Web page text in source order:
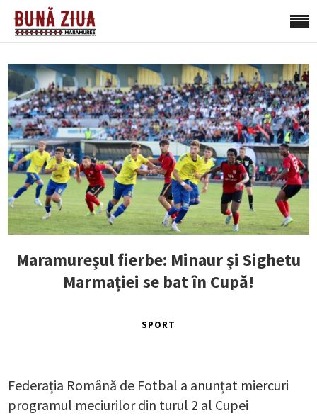
Maramureșul fierbe: Minaur și Sighetu
Marmației se bat în Cupă!
SPORT
Federația Română de Fotbal a anunțat miercuri
programul meciurilor din turul 2 al Cupei